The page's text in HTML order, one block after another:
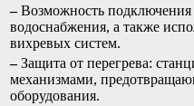
–Возможность
водоснабжения, а также
вихревых систем.
–Защита от перегрева:
механизмами,
оборудования.